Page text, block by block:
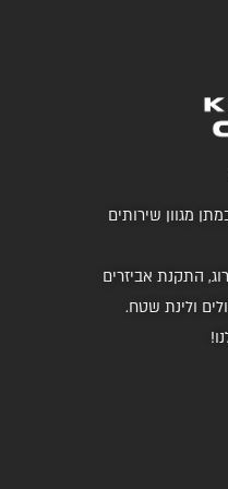
מגוון שירותים
התקנת אביזרים
ולינת שטח.